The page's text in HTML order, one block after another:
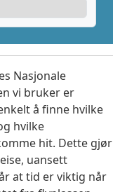
Nasjonale
vi bruker er
å finne hvilke
hvilke
hit. Dette gjør
uansett
at tid er viktig når